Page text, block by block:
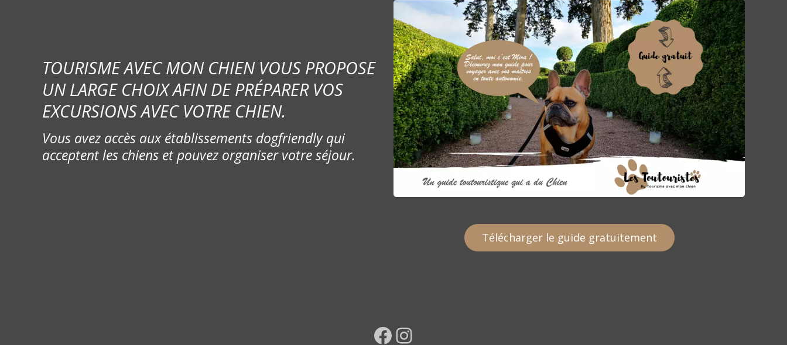
TOURISME AVEC MON CHIEN VOUS PROPOSE
UN LARGE CHOIX AFIN DE PRÉPARER VOS
EXCURSIONS AVEC VOTRE CHIEN.
Vous avez accès aux établissements dogfriendly qui
acceptent les chiens et pouvez organiser votre séjour.
Télécharger le guide gratuitement
Facebook Instagram